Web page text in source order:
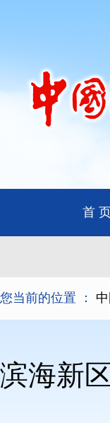
首 页
您当前的位置 ：
滨海新